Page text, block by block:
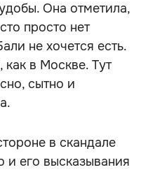
Она отметила,
просто нет
не хочется есть.
в Москве. Тут
сытно и
в скандале
и его высказывания